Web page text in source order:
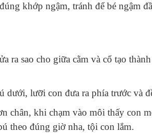
khớp ngậm, tránh để bé ngậm
ra sao cho giữa cằm và cổ tạo
dưới, lưỡi con đưa ra phía trước và
chân, khi chạm vào môi thấy con
theo đúng giờ nha, tội con lắm.